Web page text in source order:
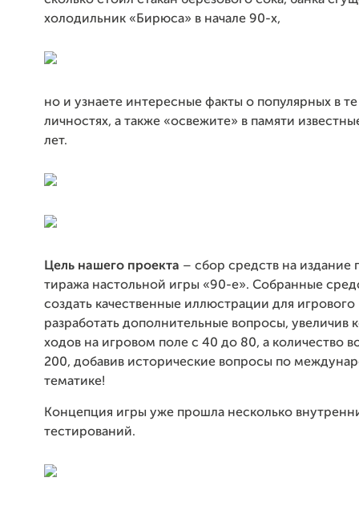
холодильник «Бирюса» в начале 90-х,
но и узнаете интересные факты о популярных в
личностях, а также «освежите» в памяти
лет.
Цель нашего проекта – сбор средств на издание
тиража настольной игры «90-е». Собранные
создать качественные иллюстрации для игрового
разработать дополнительные вопросы, увеличив
ходов на игровом поле с 40 до 80, а количество
200, добавив исторические вопросы по
тематике!
Концепция игры уже прошла несколько
тестирований.